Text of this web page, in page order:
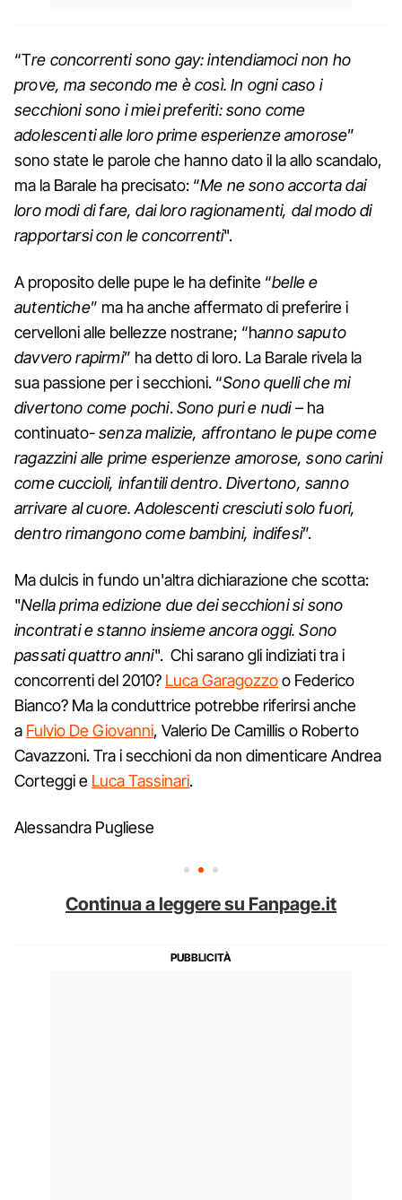
“Tre concorrenti sono gay: intendiamoci non ho
prove, ma secondo me è così. In ogni caso i
secchioni sono i miei preferiti: sono come
adolescenti alle loro prime esperienze amorose”
sono state le parole che hanno dato il la allo scandalo,
ma la Barale ha precisato: “Me ne sono accorta dai
loro modi di fare, dai loro ragionamenti, dal modo di
rapportarsi con le concorrenti".
A proposito delle pupe le ha definite “belle e
autentiche” ma ha anche affermato di preferire i
cervelloni alle bellezze nostrane; “hanno saputo
davvero rapirmi” ha detto di loro. La Barale rivela la
sua passione per i secchioni. “Sono quelli che mi
divertono come pochi.Sono puri e nudi –ha
continuato-senza malizie, affrontano le pupe come
ragazzini alle prime esperienze amorose, sono carini
come cuccioli, infantili dentro. Divertono, sanno
arrivare al cuore. Adolescenti cresciuti solo fuori,
dentro rimangono come bambini, indifesi”.
Ma dulcis in fundo un'altra dichiarazione che scotta:
"Nella prima edizione due dei secchioni si sono
incontrati e stanno insieme ancora oggi. Sono
passati quattro anni". Chi sarano gli indiziati tra i
concorrenti del 2010? Luca Garagozzoo Federico
Bianco? Ma la conduttrice potrebbe riferirsi anche
a Fulvio De Giovanni, Valerio De Camillis o Roberto
Cavazzoni. Tra i secchioni da non dimenticare Andrea
Corteggi e Luca Tassinari.
Alessandra Pugliese
Continua a leggere su Fanpage.it